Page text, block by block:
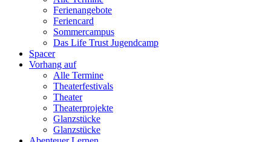
Ferienangebote
Feriencard
Sommercampus
Das Life Trust Jugendcamp
Spacer
Vorhang auf
Alle Termine
Theaterfestivals
Theater
Theaterprojekte
Glanzstücke
Glanzstücke